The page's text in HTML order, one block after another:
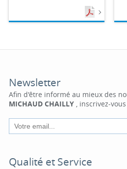
Newsletter
Afin d'être informé au mieux des
MICHAUD CHAILLY, inscrivez-
Qualité et Service